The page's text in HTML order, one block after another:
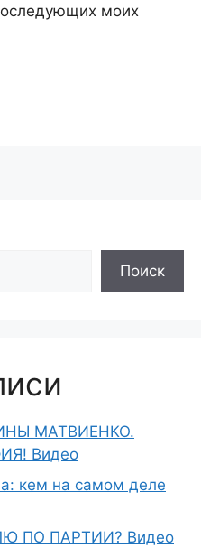
моих
Поиск
МАТВИЕНКО.
Видео
кем на самом деле
ПО ПАРТИИ? Видео